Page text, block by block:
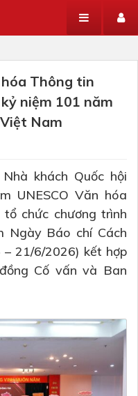
hóa Thông tin
niệm 101 năm
Nam
khách Quốc hội
UNESCO Văn hóa
chức chương trình
Ngày Báo chí Cách
21/6/2026) kết hợp
Cố vấn và Ban